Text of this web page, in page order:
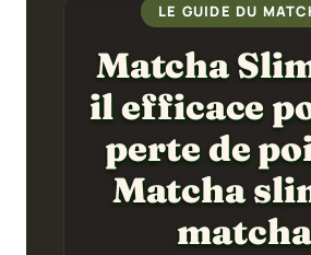
LE GUIDE DU
Matcha
il efficace
perte de
Matcha
matcha